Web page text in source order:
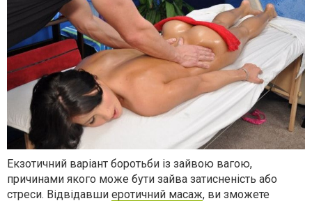
Екзотичний варіант боротьби із зайвою вагою,
причинами якого може бути зайва затисненість або
стреси. Відвідавши еротичний масаж, ви зможете